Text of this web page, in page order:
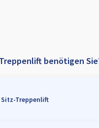
benötigen
Sitz-Treppenlift